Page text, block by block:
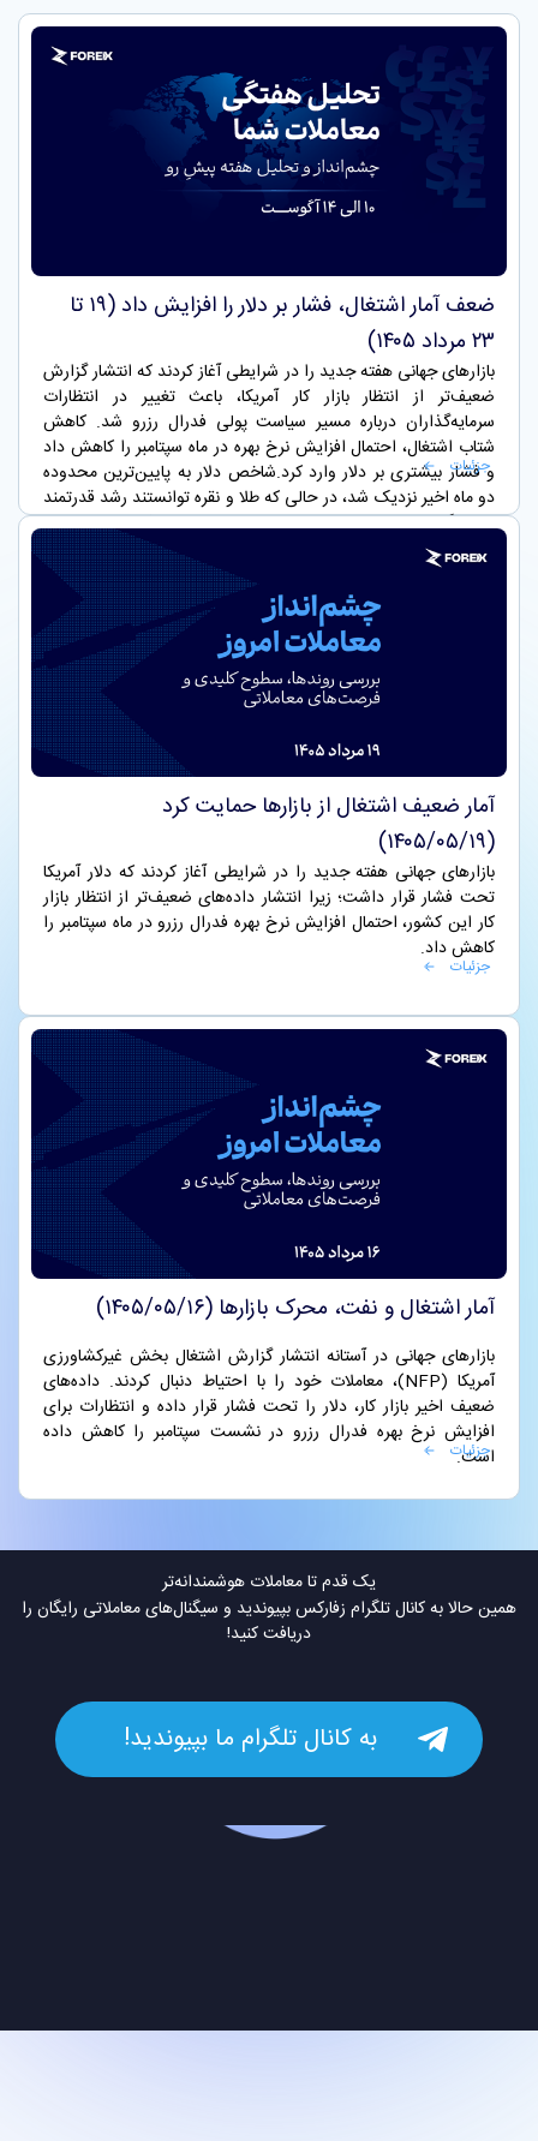
ضعف آمار اشتغال، فشار بر دلار را افزایش داد (۱۹ تا
۲۳ مرداد ۱۴۰۵)
بازارهای جهانی هفته جدید را در شرایطی آغاز کردند که انتشار گزارش
ضعیف‌تر از انتظار بازار کار آمریکا، باعث تغییر در انتظارات
سرمایه‌گذاران درباره مسیر سیاست پولی فدرال رزرو شد. کاهش
شتاب اشتغال، احتمال افزایش نرخ بهره در ماه سپتامبر را کاهش داد
و فشار بیشتری بر دلار وارد کرد.شاخص دلار به پایین‌ترین محدوده
دو ماه اخیر نزدیک شد، در حالی که طلا و نقره توانستند رشد قدرتمند
هفته گذشته خود را حفظ کنند. کاهش احتمال افزایش نرخ بهره
فدرال رزرو، یکی از عوامل اصلی حمایت از فلزات گران‌بها
بود.هم‌زمان، ادامه ابهامات پیرامون تنگه هرمز همچنان بر بازار انرژی و
چشم‌انداز تورم جهانی تأثیر می‌گذارد. اگرچه ایران و عمان از
پیشرفت در مذاکرات مربوط به کشتیرانی خبر داده‌اند، اما هنوز توافق
جامع و نهایی حاصل نشده است.
جزئیات
آمار ضعیف اشتغال از بازارها حمایت کرد
(۱۴۰۵/۰۵/۱۹)
بازارهای جهانی هفته جدید را در شرایطی آغاز کردند که دلار آمریکا
تحت فشار قرار داشت؛ زیرا انتشار داده‌های ضعیف‌تر از انتظار بازار
کار این کشور، احتمال افزایش نرخ بهره فدرال رزرو در ماه سپتامبر را
کاهش داد.
جزئیات
آمار اشتغال و نفت، محرک بازارها (۱۴۰۵/۰۵/۱۶)
بازارهای جهانی در آستانه انتشار گزارش اشتغال بخش غیرکشاورزی
آمریکا (NFP)، معاملات خود را با احتیاط دنبال کردند. داده‌های
ضعیف اخیر بازار کار، دلار را تحت فشار قرار داده و انتظارات برای
افزایش نرخ بهره فدرال رزرو در نشست سپتامبر را کاهش داده
است.
جزئیات
یک قدم تا معاملات هوشمندانه‌تر
همین حالا به کانال تلگرام زفارکس بپیوندید و سیگنال‌های معاملاتی رایگان را
دریافت کنید!
به کانال تلگرام ما بپیوندید!